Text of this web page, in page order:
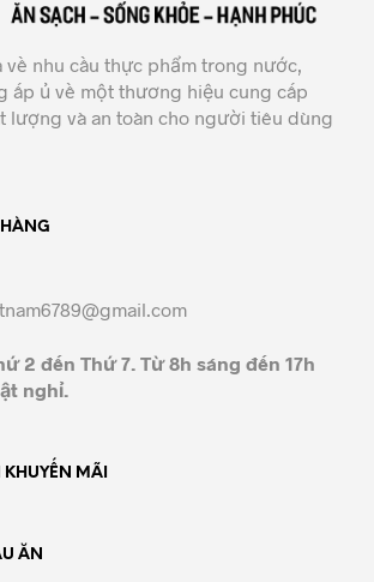
về nhu cầu thực phẩm trong nước,
ấp ủ về một thương hiệu cung cấp
lượng và an toàn cho người tiêu dùng
HÀNG
2 đến Thứ 7. Từ 8h sáng đến 17h
nghỉ.
MÃI
ĂN